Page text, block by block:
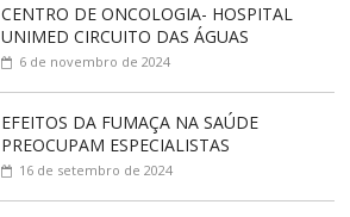
CENTRO DE ONCOLOGIA- HOSPITAL
UNIMED CIRCUITO DAS ÁGUAS
6 de novembro de 2024
EFEITOS DA FUMAÇA NA SAÚDE
PREOCUPAM ESPECIALISTAS
16 de setembro de 2024